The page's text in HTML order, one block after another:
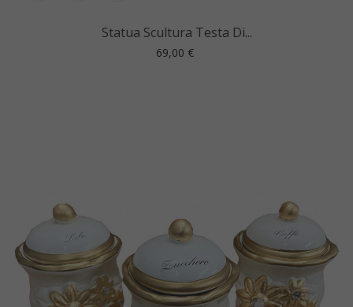
Statua Scultura Testa Di...
Prezzo
69,00 €